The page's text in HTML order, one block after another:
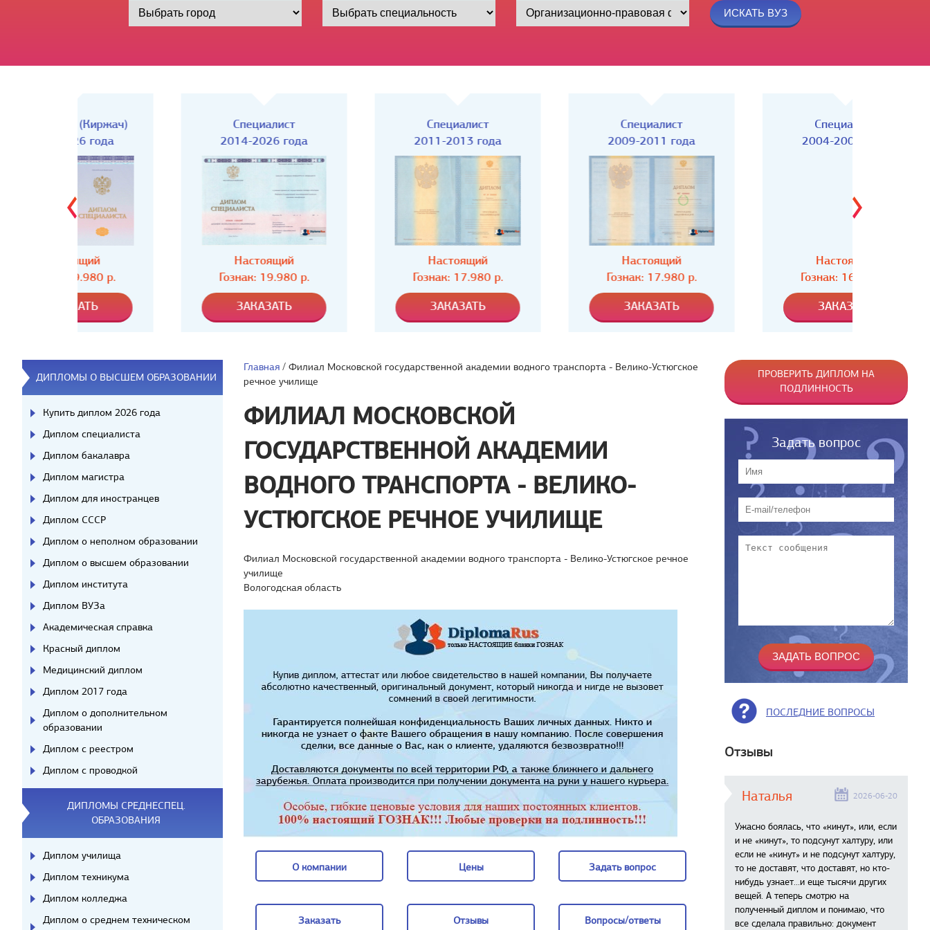
Гознак: 19.980 р.
Гознак: 17.980 р.
Гознак: 17.980 р.
Главная / Филиал Московской государственной академии водного транспорта - Велико-Устюгское
речное училище
ФИЛИАЛ МОСКОВСКОЙ
ГОСУДАРСТВЕННОЙ АКАДЕМИИ
ВОДНОГО ТРАНСПОРТА - ВЕЛИКО-
УСТЮГСКОЕ РЕЧНОЕ УЧИЛИЩЕ
Филиал Московской государственной академии водного транспорта - Велико-Устюгское речное
училище
Вологодская область
О компании Цены Задать вопрос
Заказать Отзывы Вопросы/ответы
ДИПЛОМЫ О ВЫСШЕМ ОБРАЗОВАНИИ
Купить диплом 2026 года
Диплом специалиста
Диплом бакалавра
Диплом магистра
Диплом для иностранцев
Диплом СССР
Диплом о неполном образовании
Диплом о высшем образовании
Диплом института
Диплом ВУЗа
Академическая справка
Красный диплом
Медицинский диплом
Диплом 2017 года
Диплом о дополнительном
образовании
Диплом с реестром
Диплом с проводкой
ДИПЛОМЫ СРЕДНЕСПЕЦ.
ОБРАЗОВАНИЯ
Диплом училища
Диплом техникума
Диплом колледжа
Диплом о среднем техническом
ПРОВЕРИТЬ ДИПЛОМ НА
ПОДЛИННОСТЬ
Задать вопрос
ПОСЛЕДНИЕ ВОПРОСЫ
Отзывы
Наталья 2026-06-20
Ужасно боялась, что «кинут», или, если
и не «кинут», то подсунут халтуру, или
если не «кинут» и не подсунут халтуру,
то не доставят, что доставят, но кто-
нибудь узнает...и еще тысячи других
вещей. А теперь смотрю на
полученный диплом и понимаю, что
все сделала правильно: документ